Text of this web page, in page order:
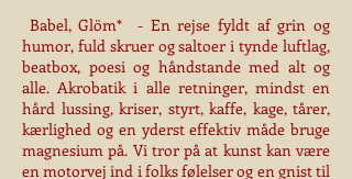
Babel, Glöm* - En rejse fyldt af grin og
humor, fuld skruer og saltoer i tynde luftlag,
beatbox, poesi og håndstande med alt og
alle. Akrobatik i alle retninger, mindst en
hård lussing, kriser, styrt, kaffe, kage, tårer,
kærlighed og en yderst effektiv måde bruge
magnesium på. Vi tror på at kunst kan være
en motorvej ind i folks følelser og en gnist til